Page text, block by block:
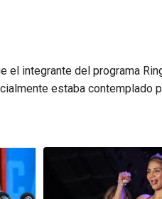
el integrante del programa
estaba contemplado